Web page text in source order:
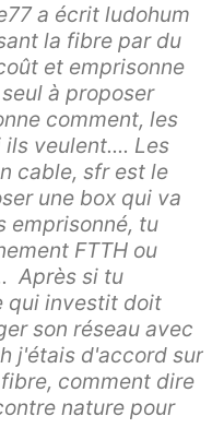
a écrit ludohum
la fibre par du
et emprisonne
à proposer
comment, les
veulent.... Les
cable, sfr est le
une box qui va
emprisonné, tu
FTTH ou
Après si tu
qui investit doit
son réseau avec
j'étais d'accord sur
comment dire
nature pour